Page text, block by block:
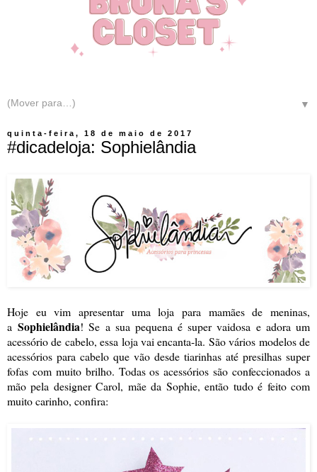
▼
quinta-feira, 18 de maio de 2017
#dicadeloja: Sophielândia
Hoje eu vim apresentar uma loja para mamães de meninas,
aSophielândia! Se a sua pequena é super vaidosa e adora um
acessório de cabelo, essa loja vai encanta-la. São vários modelos de
acessórios para cabelo que vão desde tiarinhas até presilhas super
fofas com muito brilho. Todas os acessórios são confeccionados a
mão pela designer Carol, mãe da Sophie, então tudo é feito com
muito carinho, confira: